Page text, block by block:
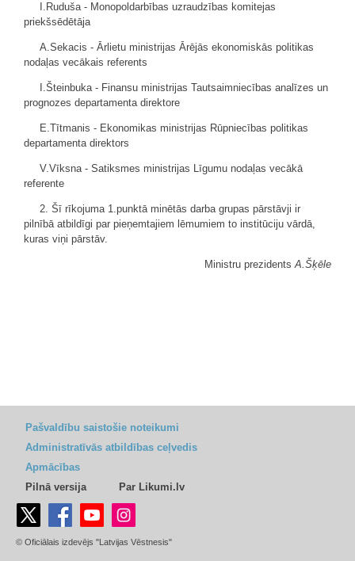
I.Ruduša - Monopoldarbības uzraudzības komitejas
priekšsēdētāja
A.Sekacis - Ārlietu ministrijas Ārējās ekonomiskās politikas
nodaļas vecākais referents
I.Šteinbuka - Finansu ministrijas Tautsaimniecības analīzes un
prognozes departamenta direktore
E.Tītmanis - Ekonomikas ministrijas Rūpniecības politikas
departamenta direktors
V.Vīksna - Satiksmes ministrijas Līgumu nodaļas vecākā
referente
2. Šī rīkojuma 1.punktā minētās darba grupas pārstāvji ir
pilnībā atbildīgi par pieņemtajiem lēmumiem to institūciju vārdā,
kuras viņi pārstāv.
Ministru prezidentsA.Šķēle
Pašvaldību saistošie noteikumi
Administratīvās atbildības ceļvedis
Apmācības
Pilnā versija
Par Likumi.lv
© Oficiālais izdevējs "Latvijas Vēstnesis"